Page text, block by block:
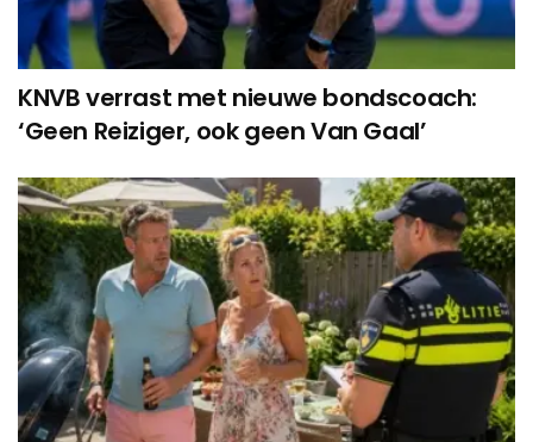
KNVB verrast met nieuwe bondscoach:
‘Geen Reiziger, ook geen Van Gaal’